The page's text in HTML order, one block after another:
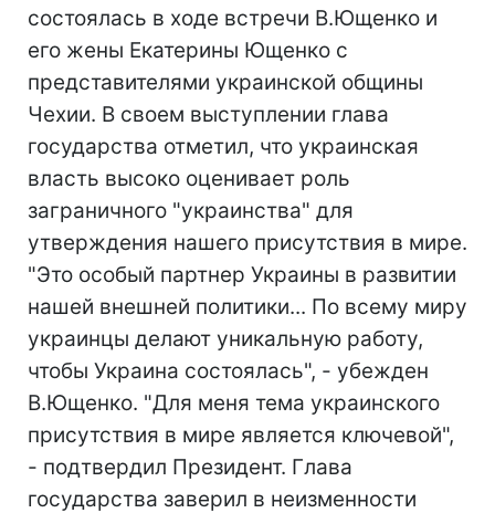
состоялась в ходе встречи В.Ющенко и
его жены Екатерины Ющенко с
представителями украинской общины
Чехии. В своем выступлении глава
государства отметил, что украинская
власть высоко оценивает роль
заграничного "украинства" для
утверждения нашего присутствия в мире.
"Это особый партнер Украины в развитии
нашей внешней политики... По всему миру
украинцы делают уникальную работу,
чтобы Украина состоялась", - убежден
В.Ющенко. "Для меня тема украинского
присутствия в мире является ключевой",
- подтвердил Президент. Глава
государства заверил в неизменности